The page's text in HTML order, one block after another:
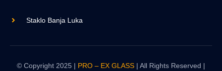
Staklo Banja Luka
© Copyright 2025 | PRO – EX GLASS | All Rights Reserved |